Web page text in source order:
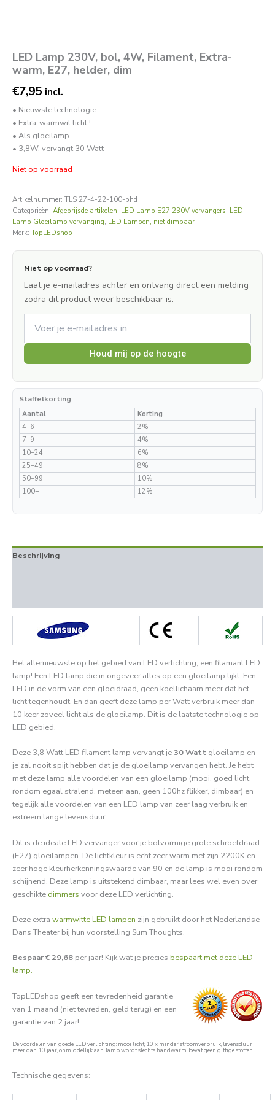
LED Lamp 230V, bol, 4W, Filament, Extra-
warm, E27, helder, dim
€7,95 incl.
• Nieuwste technologie
• Extra-warmwit licht !
• Als gloeilamp
• 3,8W, vervangt 30 Watt
Niet op voorraad
Artikelnummer: TLS 27-4-22-100-bhd
Categorieën: Afgeprijsde artikelen, LED Lamp E27 230V vervangers, LED
Lamp Gloeilamp vervanging, LED Lampen, niet dimbaar
Merk: TopLEDshop
Niet op voorraad?
Laat je e-mailadres achter en ontvang direct een melding
zodra dit product weer beschikbaar is.
Houd mij op de hoogte
Staffelkorting
Aantal
Korting
4–6
2%
7–9
4%
10–24
6%
25–49
8%
50–99
10%
100+
12%
Beschrijving
Het allernieuwste op het gebied van LED verlichting, een filamant LED
lamp! Een LED lamp die in ongeveer alles op een gloeilamp lijkt. Een
LED in de vorm van een gloeidraad, geen koellichaam meer dat het
licht tegenhoudt. En dan geeft deze lamp per Watt verbruik meer dan
10 keer zoveel licht als de gloeilamp. Dit is de laatste technologie op
LED gebied.
Deze 3,8 Watt LED filament lamp vervangt je30 Watt gloeilamp en
je zal nooit spijt hebben dat je de gloeilamp vervangen hebt. Je hebt
met deze lamp alle voordelen van een gloeilamp (mooi, goed licht,
rondom egaal stralend, meteen aan, geen 100hz flikker, dimbaar) en
tegelijk alle voordelen van een LED lamp van zeer laag verbruik en
extreem lange levensduur.
Dit is de ideale LED vervanger voor je bolvormige grote schroefdraad
(E27) gloeilampen. De lichtkleur is echt zeer warm met zijn 2200K en
zeer hoge kleurherkenningswaarde van 90 en de lamp is mooi rondom
schijnend. Deze lamp is uitstekend dimbaar, maar lees wel even over
geschikte dimmers voor deze LED verlichting.
Deze extra warmwitte LED lampen zijn gebruikt door het Nederlandse
Dans Theater bij hun voorstelling Sum Thoughts.
Bespaar € 29,68 per jaar! Kijk wat je precies bespaart met deze LED
lamp.
TopLEDshop geeft een tevredenheid garantie
van 1 maand (niet tevreden, geld terug) en een
garantie van 2 jaar!
De voordelen van goede LED verlichting: mooi licht, 10 x minder stroomverbruik, levensduur
meer dan 10 jaar, onmiddellijk aan, lamp wordt slechts handwarm, bevat geen giftige stoffen.
Technische gegevens: